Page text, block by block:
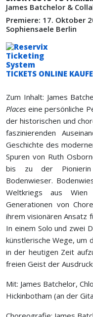
James Batchelor &
Premiere: 17. Oktober
Sophiensaele Berlin
TICKETS ONLINE
Zum Inhalt: James
Places eine persönliche
der historischen und
faszinierenden
Geschichte des
Spuren von Ruth
bis zu der
Bodenwieser.
Weltkriegs aus Wien
Generationen von
ihrem visionären Ansatz
In einem Solo und zwei
künstlerische Wege, um
in der heutigen Zeit
freien Geist der
Mit: James Batchelor,
Hickinbotham (an der